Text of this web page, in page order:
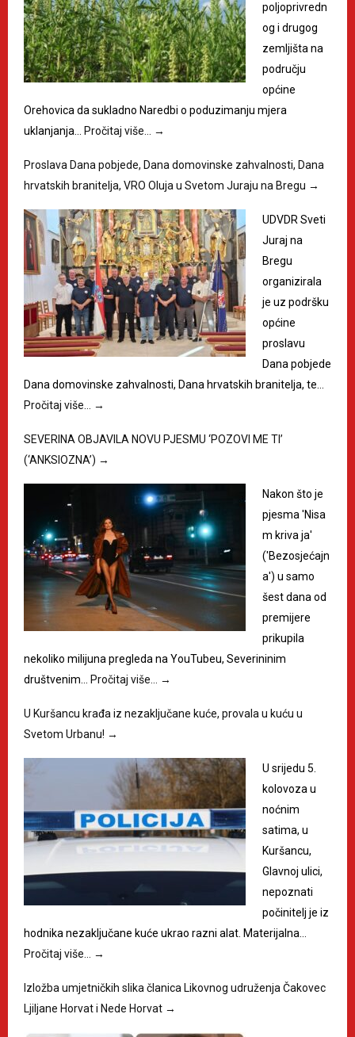
poljoprivredn
og i drugog
zemljišta na
području
općine
Orehovica da sukladno Naredbi o poduzimanju mjera
uklanjanja…
Pročitaj više… →
Proslava Dana pobjede, Dana domovinske zahvalnosti, Dana
hrvatskih branitelja, VRO Oluja u Svetom Juraju na Bregu →
UDVDR Sveti
Juraj na
Bregu
organizirala
je uz podršku
općine
proslavu
Dana pobjede
Dana domovinske zahvalnosti, Dana hrvatskih branitelja, te…
Pročitaj više…
→
SEVERINA OBJAVILA NOVU PJESMU ‘POZOVI ME TI’
(‘ANKSIOZNA’) →
Nakon što je
pjesma 'Nisa
m kriva ja'
('Bezosjećajn
a') u samo
šest dana od
premijere
prikupila
nekoliko milijuna pregleda na YouTubeu, Severininim
društvenim…
Pročitaj više… →
U Kuršancu krađa iz nezaključane kuće, provala u kuću u
Svetom Urbanu! →
U srijedu 5.
kolovoza u
noćnim
satima, u
Kuršancu,
Glavnoj ulici,
nepoznati
počinitelj je iz
hodnika nezaključane kuće ukrao razni alat. Materijalna…
Pročitaj više…
→
Izložba umjetničkih slika članica Likovnog udruženja Čakovec
Ljiljane Horvat i Nede Horvat →